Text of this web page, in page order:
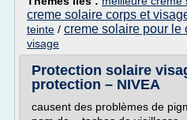
creme solaire corps et
teinte / creme solaire pour le
visage
Protection solaire
protection – NIVEA
causent des problèmes de